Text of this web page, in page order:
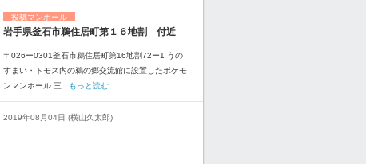
投稿マンホール
岩手県釜石市鵜住居町第１６地割 付近
〒026ー0301釜石市鵜住居町第16地割72ー1 うの
すまい・トモス内の鵜の郷交流館に設置したポケモ
ンマンホール 三 ...もっと読む
2019年08月04日 (横山久太郎)